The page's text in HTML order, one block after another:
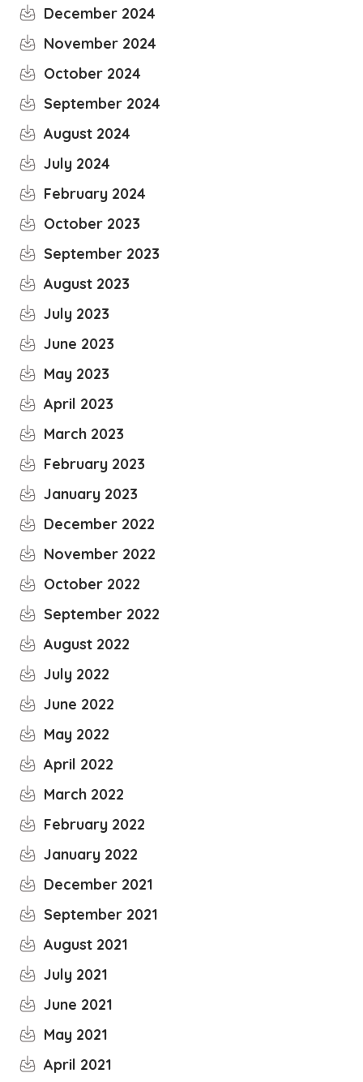
December 2024
November 2024
October 2024
September 2024
August 2024
July 2024
February 2024
October 2023
September 2023
August 2023
July 2023
June 2023
May 2023
April 2023
March 2023
February 2023
January 2023
December 2022
November 2022
October 2022
September 2022
August 2022
July 2022
June 2022
May 2022
April 2022
March 2022
February 2022
January 2022
December 2021
September 2021
August 2021
July 2021
June 2021
May 2021
April 2021